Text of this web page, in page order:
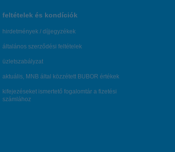
feltételek és kondíciók
hirdetmények / díjjegyzékek
általános szerződési feltételek
üzletszabályzat
aktuális, MNB által közzétett BUBOR értékek
kifejezéseket ismertető fogalomtár a fizetési
számlához